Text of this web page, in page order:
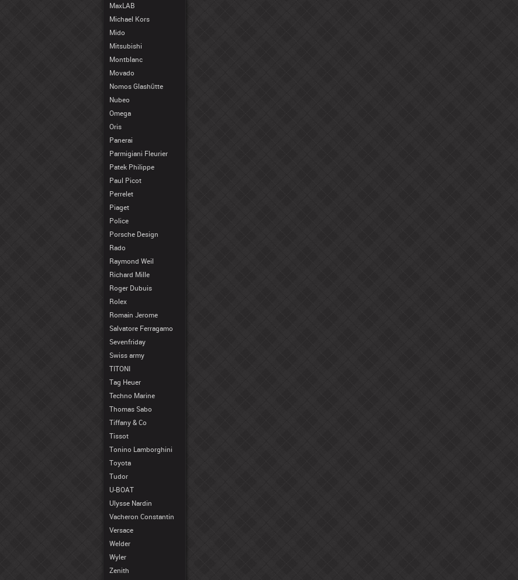
MaxLAB
Michael Kors
Mido
Mitsubishi
Montblanc
Movado
Nomos Glashütte
Nubeo
Omega
Oris
Panerai
Parmigiani Fleurier
Patek Philippe
Paul Picot
Perrelet
Piaget
Police
Porsche Design
Rado
Raymond Weil
Richard Mille
Roger Dubuis
Rolex
Romain Jerome
Salvatore Ferragamo
Sevenfriday
Swiss army
TITONI
Tag Heuer
Techno Marine
Thomas Sabo
Tiffany & Co
Tissot
Tonino Lamborghini
Toyota
Tudor
U-BOAT
Ulysse Nardin
Vacheron Constantin
Versace
Welder
Wyler
Zenith